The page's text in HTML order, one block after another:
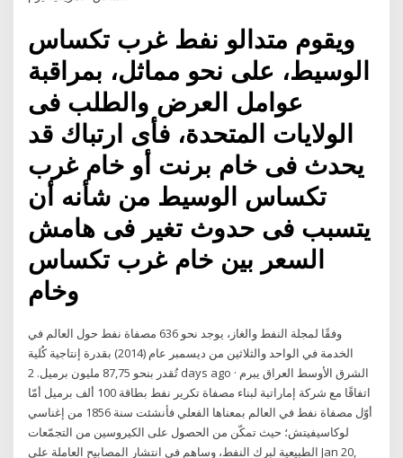
ويقوم متدالو نفط غرب تكساس
الوسيط، على نحو مماثل، بمراقبة
عوامل العرض والطلب فى
الولايات المتحدة، فأى ارتباك قد
يحدث فى خام برنت أو خام غرب
تكساس الوسيط من شأنه أن
يتسبب فى حدوث تغير فى هامش
السعر بين خام غرب تكساس
وخام
وفقًا لمجلة النفط والغاز، يوجد نحو 636 مصفاة نفط حول العالم في
الخدمة في الواحد والثلاثين من ديسمبر عام (2014) بقدرة إنتاجية كُلية
تُقدر بنحو 87,75 مليون برميل. 2 days ago · الشرق الأوسط العراق يبرم
اتفاقًا مع شركة إماراتية لبناء مصفاة تكرير نفط بطاقة 100 ألف برميل أمّا
أوّل مصفاة نفط في العالم بمعناها الفعلي فأنشئت سنة 1856 من إغناسي
لوكاسيفيتش؛ حيث تمكّن من الحصول على الكيروسين من التجمّعات
الطبيعية لبرك النفط، وساهم في انتشار المصابيح العاملة على Jan 20,